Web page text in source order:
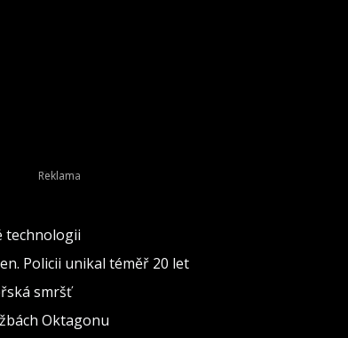
technologii
Policii unikal téměř 20 let
smršť
Oktagonu